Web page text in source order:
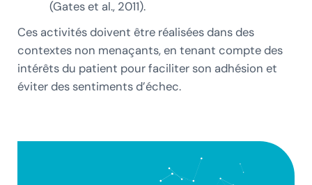
(Gates et al., 2011).
Ces activités doivent être réalisées dans des
contextes non menaçants, en tenant compte des
intérêts du patient pour faciliter son adhésion et
éviter des sentiments d’échec.